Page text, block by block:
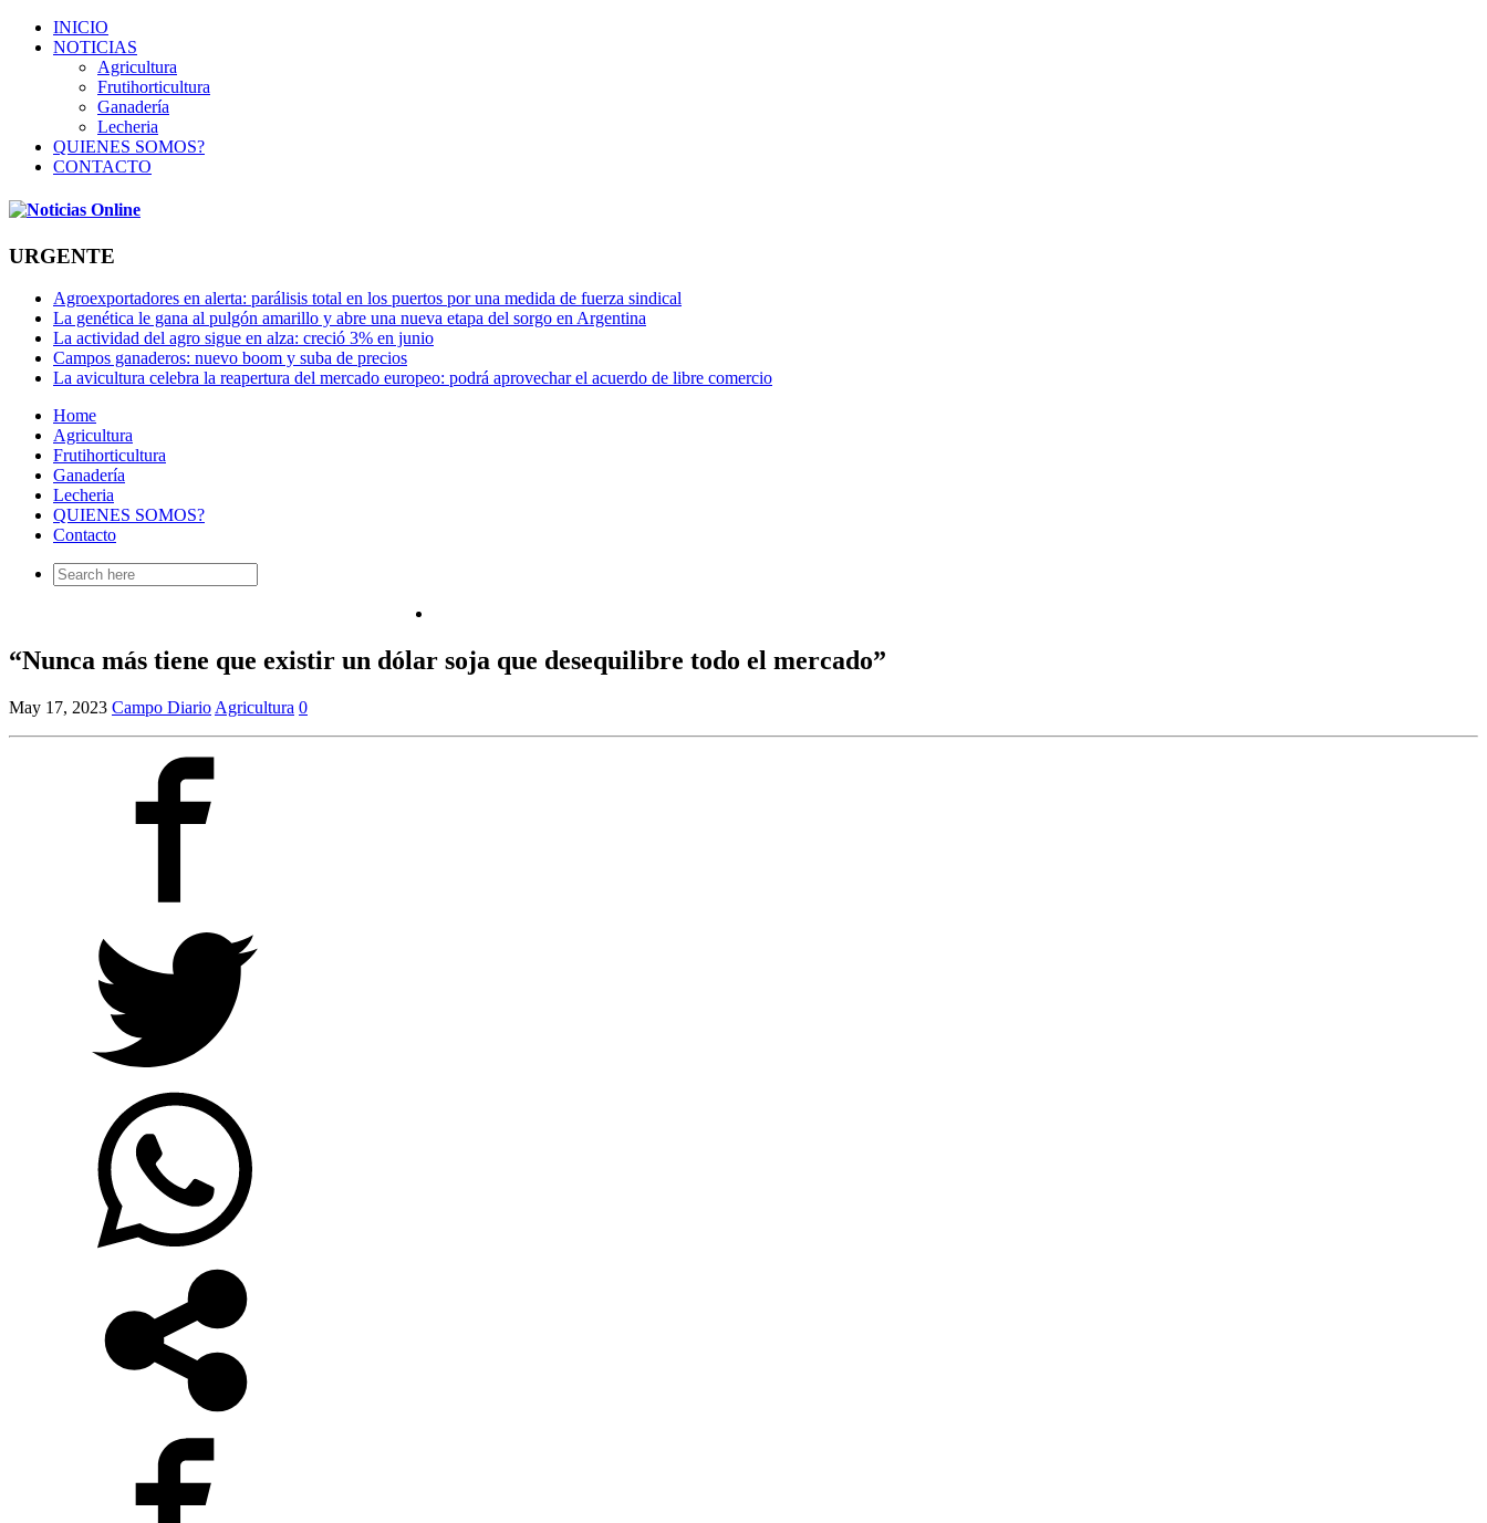
INICIO
NOTICIAS
Agricultura
Frutihorticultura
Ganadería
Lecheria
QUIENES SOMOS?
CONTACTO
URGENTE
Agroexportadores en alerta: parálisis total en los puertos por una medida de fuerza sindical
La genética le gana al pulgón amarillo y abre una nueva etapa del sorgo en Argentina
La actividad del agro sigue en alza: creció 3% en junio
Campos ganaderos: nuevo boom y suba de precios
La avicultura celebra la reapertura del mercado europeo: podrá aprovechar el acuerdo de libre comercio
Home
Agricultura
Frutihorticultura
Ganadería
Lecheria
QUIENES SOMOS?
Contacto
Search
for:
“Nunca más tiene que existir un dólar soja que desequilibre todo el mercado”
May 17, 2023 Campo Diario Agricultura 0